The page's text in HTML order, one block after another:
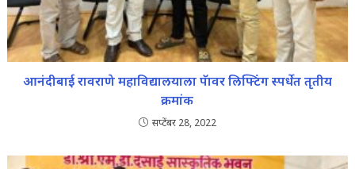
आनंदीबाई रावराणे महाविद्यालयाला पॅावर लिफ्टिंग स्पर्धेत तृतीय
क्रमांक
सप्टेंबर 28, 2022